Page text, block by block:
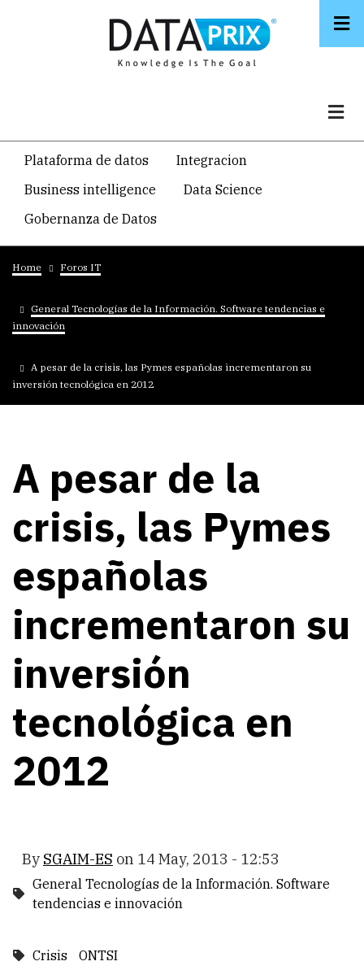
Navegacion
temática
principal
Plataforma de datos
Integracion
Business intelligence
Data Science
Gobernanza de Datos
Breadcrumb
Home Foros IT
General Tecnologías de la Información. Software tendencias e
innovación
A pesar de la crisis, las Pymes españolas incrementaron su
inversión tecnológica en 2012
A pesar de la
crisis, las Pymes
españolas
incrementaron su
inversión
tecnológica en
2012
By SGAIM-ES on 14 May, 2013 - 12:53
General Tecnologías de la Información. Software
tendencias e innovación
Crisis ONTSI